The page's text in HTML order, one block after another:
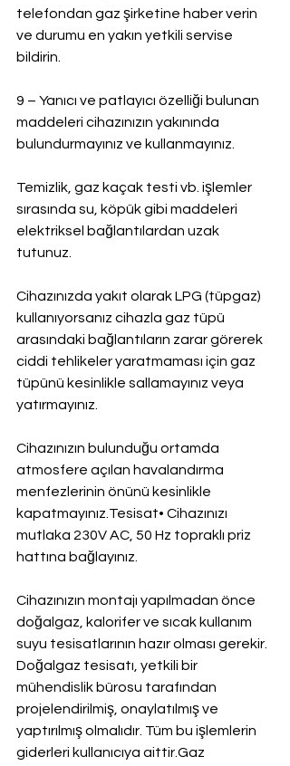
telefondan gaz şirketine haber verin
ve durumu en yakın yetkili servise
bildirin.
9 – Yanıcı ve patlayıcı özelliği bulunan
maddeleri cihazınızın yakınında
bulundurmayınız ve kullanmayınız.
Temizlik, gaz kaçak testi vb. işlemler
sırasında su, köpük gibi maddeleri
elektriksel bağlantılardan uzak
tutunuz.
Cihazınızda yakıt olarak LPG (tüpgaz)
kullanıyorsanız cihazla gaz tüpü
arasındaki bağlantıların zarar görerek
ciddi tehlikeler yaratmaması için gaz
tüpünü kesinlikle sallamayınız veya
yatırmayınız.
Cihazınızın bulunduğu ortamda
atmosfere açılan havalandırma
menfezlerinin önünü kesinlikle
kapatmayınız.Tesisat• Cihazınızı
mutlaka 230V AC, 50 Hz topraklı priz
hattına bağlayınız.
Cihazınızın montajı yapılmadan önce
doğalgaz, kalorifer ve sıcak kullanım
suyu tesisatlarının hazır olması gerekir.
Doğalgaz tesisatı, yetkili bir
mühendislik bürosu tarafından
projelendirilmiş, onaylatılmış ve
yaptırılmış olmalıdır. Tüm bu işlemlerin
giderleri kullanıcıya aittir.Gaz